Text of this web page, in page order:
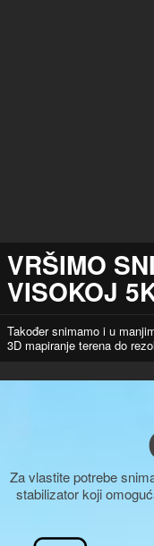
VRŠIMO
VISOKOJ
Također snimamo i u
3D mapiranje terena do
Za vlastite potrebe
stabilizator koji